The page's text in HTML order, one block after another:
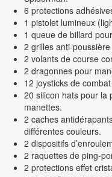
6 protections
1 pistolet lumineux
1 queue de billard
2 grilles anti-
2 volants de course
2 dragonnes pour
12 joysticks de
20 silicon hats pour la
manettes.
2 caches
différentes couleurs.
2 dispositifs
2 raquettes de ping-
2 protections effet